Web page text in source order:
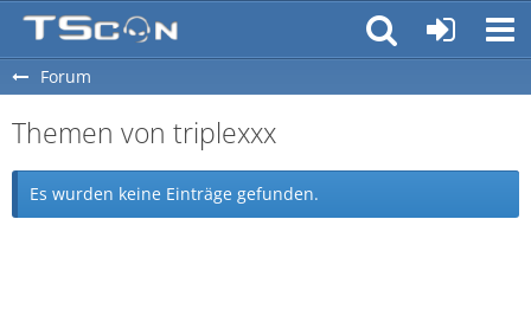
Forum
Themen von triplexxx
Es wurden keine Einträge gefunden.